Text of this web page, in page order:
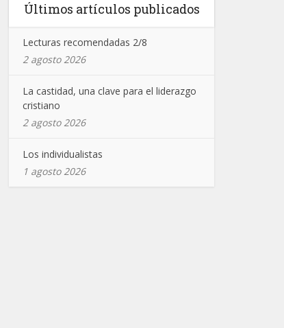
Últimos artículos publicados
Lecturas recomendadas 2/8
2 agosto 2026
La castidad, una clave para el liderazgo
cristiano
2 agosto 2026
Los individualistas
1 agosto 2026